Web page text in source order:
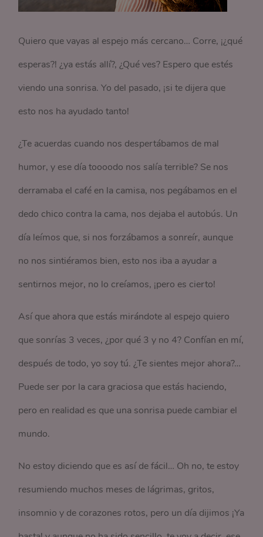
Quiero que vayas al espejo más cercano… Corre, ¡¿qué
esperas?! ¿ya estás allí?, ¿Qué ves? Espero que estés
viendo una sonrisa. Yo del pasado, ¡si te dijera que
esto nos ha ayudado tanto!
¿Te acuerdas cuando nos despertábamos de mal
humor, y ese día toooodo nos salía terrible? Se nos
derramaba el café en la camisa, nos pegábamos en el
dedo chico contra la cama, nos dejaba el autobús. Un
día leímos que, si nos forzábamos a sonreír, aunque
no nos sintiéramos bien, esto nos iba a ayudar a
sentirnos mejor, no lo creíamos, ¡pero es cierto!
Así que ahora que estás mirándote al espejo quiero
que sonrías 3 veces, ¿por qué 3 y no 4? Confían en mí,
después de todo, yo soy tú. ¿Te sientes mejor ahora?…
Puede ser por la cara graciosa que estás haciendo,
pero en realidad es que una sonrisa puede cambiar el
mundo.
No estoy diciendo que es así de fácil… Oh no, te estoy
resumiendo muchos meses de lágrimas, gritos,
insomnio y de corazones rotos, pero un día dijimos ¡Ya